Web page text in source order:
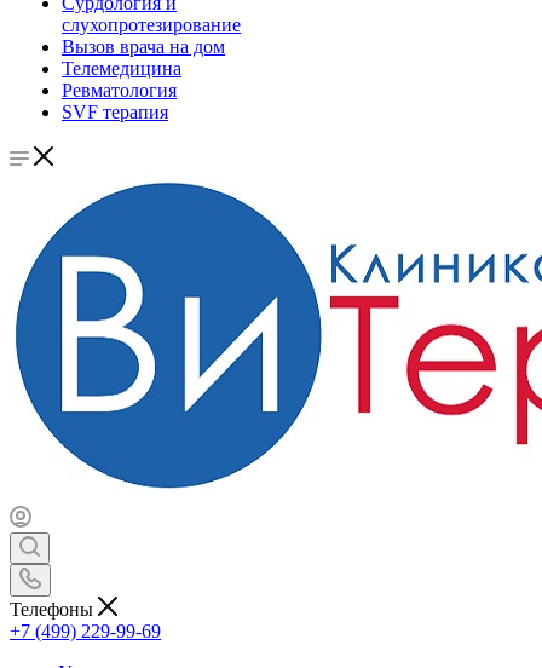
слухопротезирование
Вызов врача на дом
Телемедицина
Ревматология
SVF терапия
Телефоны
+7 (499) 229-99-69